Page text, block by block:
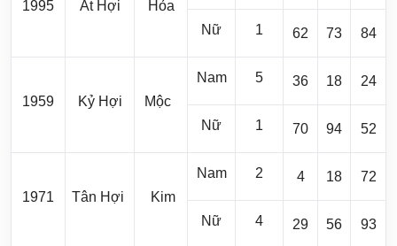
1995 Ất Hợi
Hỏa
Nữ
1 62 73 84
1959 Kỷ Hợi Mộc
Nam 5 36 18 24
Nữ 1 70 94 52
1971 Tân Hợi Kim
Nam 2 4 18 72
Nữ 4 29 56 93